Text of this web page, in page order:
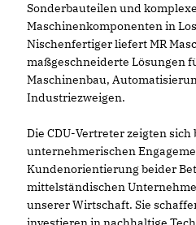
Sonderbauteilen und
Maschinenkomponenten in
Nischenfertiger liefert MR
maßgeschneiderte Lösungen
Maschinenbau,
Industriezweigen.
Die CDU-Vertreter zeigten
unternehmerischen
Kundenorientierung beider
mittelständischen
unserer Wirtschaft. Sie